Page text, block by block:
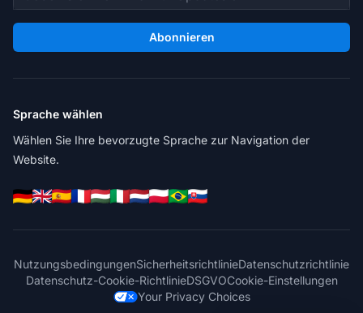
Abonnieren
Sprache wählen
Wählen Sie Ihre bevorzugte Sprache zur Navigation der
Website.
NutzungsbedingungenSicherheitsrichtlinieDatenschutzrichtlinie
Datenschutz-Cookie-RichtlinieDSGVOCookie-Einstellungen
Your Privacy Choices